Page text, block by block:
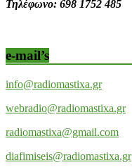
Τηλέφωνο: 698 1752 485
e-mail’s
info@radiomastixa.gr
webradio@radiomastixa.gr
radiomastixa@gmail.com
diafimiseis@radiomastixa.gr